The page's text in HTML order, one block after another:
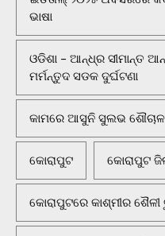
ଭାଷା
ଓଡିଶା - ଆନ୍ଧ୍ର ସୀମାନ୍ତ
ମର୍ମନ୍ତୁଦ ସଡକ ଦୁର୍ଘଟଣା
କାମରେ ଆସୁନି ସୁଲଭ
କୋରାପୁଟ କୋରାପୁଟ
କୋରାପୁଟରେ କାଶ୍ମୀର